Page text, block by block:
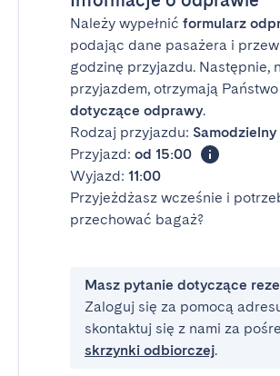
Należy wypełnić formularz
podając dane pasażera i
godzinę przyjazdu. Następnie,
przyjazdem, otrzymają Państwo
dotyczące odprawy.
Rodzaj przyjazdu:
Przyjazd: od 15:00
Wyjazd: 11:00
Przyjeżdżasz wcześnie i
przechować bagaż?
Masz pytanie dotyczące
Zaloguj się za pomocą
skontaktuj się z nami za
skrzynki odbiorczej.